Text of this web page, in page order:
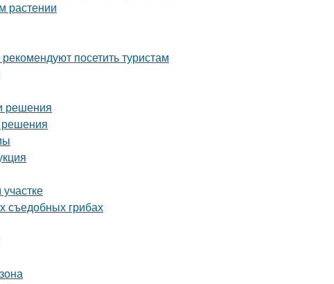
растении
посетить туристам
решения
съедобных грибах